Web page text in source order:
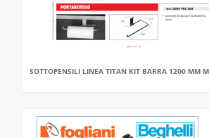
SOTTOPENSILI LINEA TITAN KIT BARRA 1200 MM